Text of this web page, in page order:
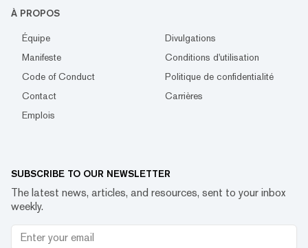
À PROPOS
Équipe
Divulgations
Manifeste
Conditions d'utilisation
Code of Conduct
Politique de confidentialité
Contact
Carrières
Emplois
SUBSCRIBE TO OUR NEWSLETTER
The latest news, articles, and resources, sent to your inbox
weekly.